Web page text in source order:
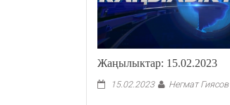
Жаңылыктар: 15.02.2023
15.02.2023 Негмат Гиясов